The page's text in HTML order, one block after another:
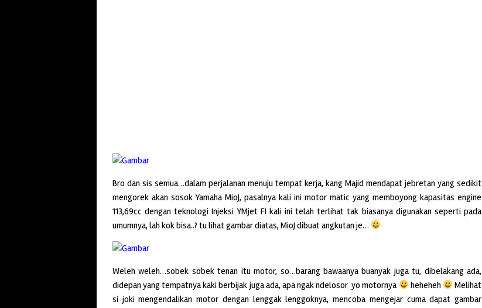
Bro dan sis semua…dalam perjalanan menuju tempat kerja, kang Majid mendapat jebretan yang sedikit
mengorek akan sosok Yamaha MioJ, pasalnya kali ini motor matic yang memboyong kapasitas engine
113,69cc dengan teknologi Injeksi YMjet FI kali ini telah terlihat tak biasanya digunakan seperti pada
umumnya, lah kok bisa..? tu lihat gambar diatas, MioJ dibuat angkutan je…
Weleh weleh…sobek sobek tenan itu motor, so…barang bawaanya buanyak juga tu, dibelakang ada,
didepan yang tempatnya kaki berbijak juga ada, apa ngak ndelosor yo motornya
heheheh
Melihat
si joki mengendalikan motor dengan lenggak lenggoknya, mencoba mengejar cuma dapat gambar